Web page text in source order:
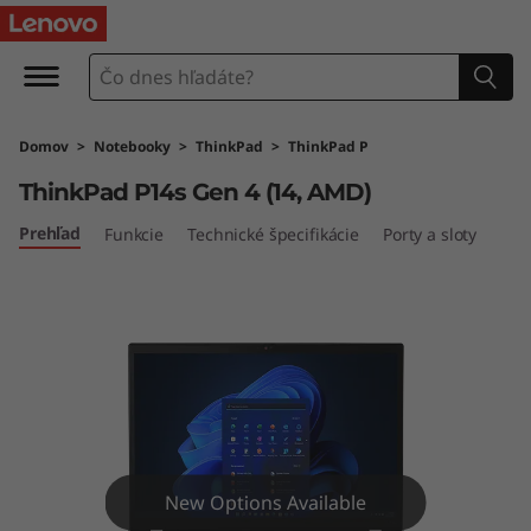
T
h
n
k
Domov > Notebooky > ThinkPad > ThinkPad P
ThinkPad P14s Gen 4 (14, AMD)
Prehľad Funkcie Technické špecifikácie Porty a sloty
New Options Available